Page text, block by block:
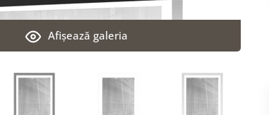
Afişează galeria